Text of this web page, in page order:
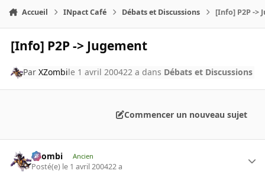
Accueil INpact Café Débats et Discussions [Info] P2P ->
[Info] P2P -> Jugement
ParXZombile 1 avril 200422 a dans Débats et Discussions
Commencer un nouveau sujet
XZombi Ancien
Posté(e) le 1 avril 200422 a